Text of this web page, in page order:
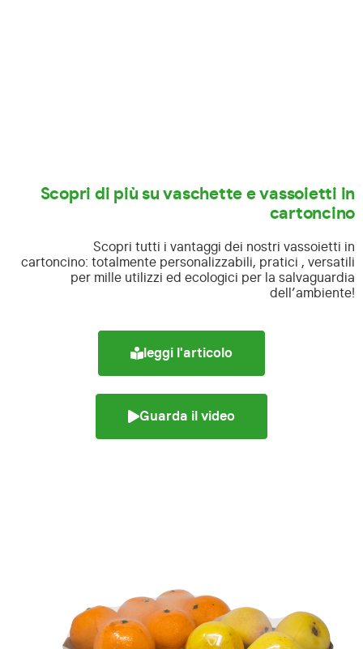
Scopri di più su vaschette e vassoietti in
cartoncino
Scopri tutti i vantaggi dei nostri vassoietti in
cartoncino: totalmente personalizzabili, pratici , versatili
per mille utilizzi ed ecologici per la salvaguardia
dell’ambiente!
leggi l'articolo
Guarda il video